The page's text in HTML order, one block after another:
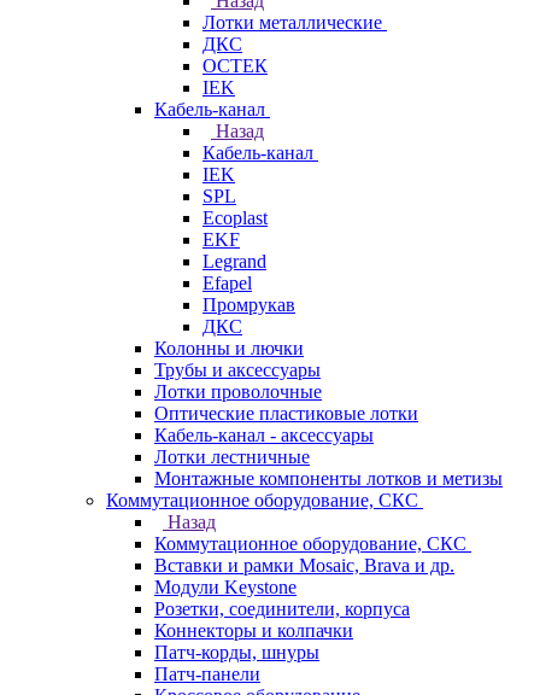
Лотки металлические
ДКС
ОСТЕК
IEK
Кабель-канал
Назад
Кабель-канал
IEK
SPL
Ecoplast
EKF
Legrand
Efapel
Промрукав
ДКС
Колонны и лючки
Трубы и аксессуары
Лотки проволочные
Оптические пластиковые лотки
Кабель-канал - аксессуары
Лотки лестничные
Монтажные компоненты лотков и метизы
Коммутационное оборудование, СКС
Назад
Коммутационное оборудование, СКС
Вставки и рамки Mosaic, Brava и др.
Модули Keystone
Розетки, соединители, корпуса
Коннекторы и колпачки
Патч-корды, шнуры
Патч-панели